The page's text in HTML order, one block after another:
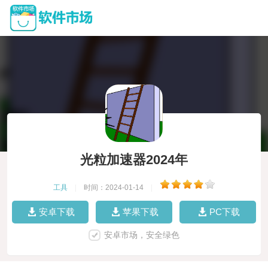
光粒加速器2024年
工具 时间：2024-01-14
安卓下载 苹果下载 PC下载
安卓市场，安全绿色